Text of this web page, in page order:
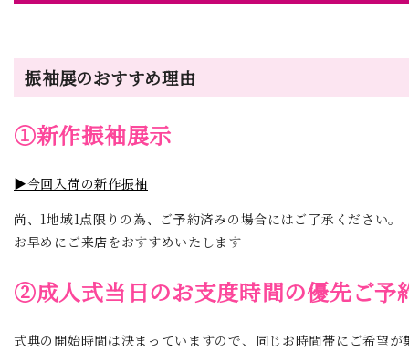
振袖展のおすすめ理由
①新作振袖展示
▶今回入荷の新作振袖
尚、1地域1点限りの為、ご予約済みの場合にはご了承ください。
お早めにご来店をおすすめいたします
②成人式当日のお支度時間の優先ご予
式典の開始時間は決まっていますので、同じお時間帯にご希望が